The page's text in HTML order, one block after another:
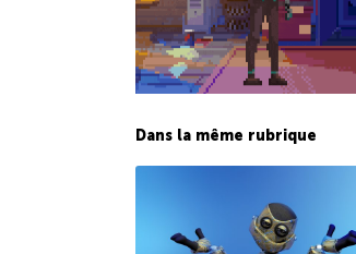
Dans la même rubrique